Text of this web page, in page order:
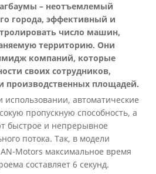
– неотъемлемый
города, эффективный и
число машин,
территорию. Они
компаний, которые
своих сотрудников,
производственных площадей.
использовании, автоматические
пропускную способность, а
быстрое и непрерывное
потока. Так, в модели
Motors максимальное время
составляет 6 секунд.